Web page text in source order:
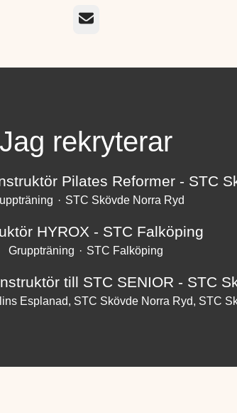
E-post
Jag rekryterar
Pilates Reformer - STC
· STC Skövde Norra Ryd
HYROX - STC Falköping
Gruppträning · STC Falköping
till STC SENIOR - STC
Esplanad, STC Skövde Norra Ryd, STC